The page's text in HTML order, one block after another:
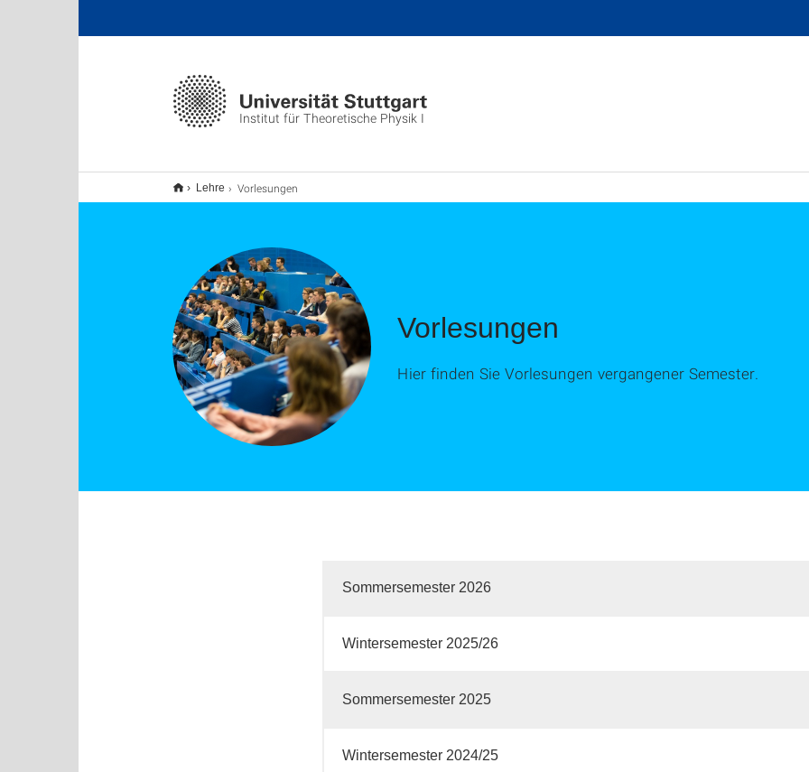
Institut für Theoretische Physik I
Lehre Vorlesungen
Vorlesungen
Hier finden Sie Vorlesungen vergangener Semester.
Sommersemester 2026
Wintersemester 2025/26
Sommersemester 2025
Wintersemester 2024/25